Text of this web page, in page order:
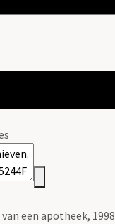
een apotheek, 1998